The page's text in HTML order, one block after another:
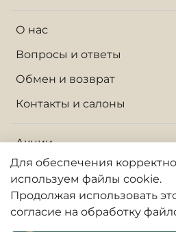
О нас
Вопросы и ответы
Обмен и возврат
Контакты и салоны
Акции
Доставка по Москве и МО
Доставка по России
Оплата
Для обеспечения
используем файлы cookie.
Продолжая использовать
согласие на обработку